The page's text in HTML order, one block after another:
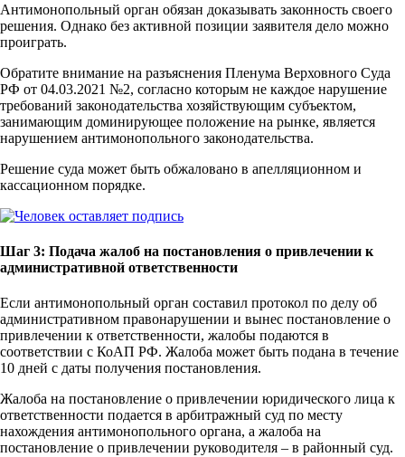
Антимонопольный орган обязан доказывать законность своего
решения. Однако без активной позиции заявителя дело можно
проиграть.
Обратите внимание на разъяснения Пленума Верховного Суда
РФ от 04.03.2021 №2, согласно которым не каждое нарушение
требований законодательства хозяйствующим субъектом,
занимающим доминирующее положение на рынке, является
нарушением антимонопольного законодательства.
Решение суда может быть обжаловано в апелляционном и
кассационном порядке.
Шаг 3: Подача жалоб на постановления о привлечении к
административной ответственности
Если антимонопольный орган составил протокол по делу об
административном правонарушении и вынес постановление о
привлечении к ответственности, жалобы подаются в
соответствии с КоАП РФ. Жалоба может быть подана в течение
10 дней с даты получения постановления.
Жалоба на постановление о привлечении юридического лица к
ответственности подается в арбитражный суд по месту
нахождения антимонопольного органа, а жалоба на
постановление о привлечении руководителя – в районный суд.